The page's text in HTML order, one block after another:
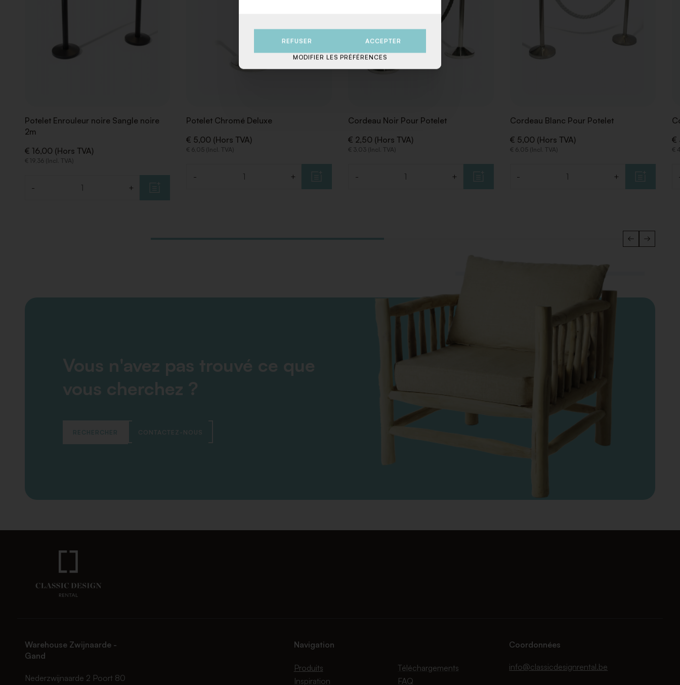
Potelet Enrouleur noire Sangle noire
2m
€ 16,00 (Hors TVA)
€ 19,36 (Incl. TVA)
- +
Potelet Chromé Deluxe
€ 5,00 (Hors TVA)
€ 6,05 (Incl. TVA)
- +
Cordeau Noir Pour Potelet
€ 2,50 (Hors TVA)
€ 3,03 (Incl. TVA)
- +
Cordeau Blanc Pour Potelet
€ 5,00 (Hors TVA)
€ 6,05 (Incl. TVA)
- +
€
€
Vous n'avez pas trouvé ce que
vous cherchez ?
RECHERCHER CONTACTEZ-NOUS
Warehouse Zwijnaarde -
Gand
Nederzwijnaarde 2 Poort 80
Navigation
Produits
Inspiration
Téléchargements
FAQ
Coordonnées
info@classicdesignrental.be
REFUSER ACCEPTER
MODIFIER LES PRÉFÉRENCES